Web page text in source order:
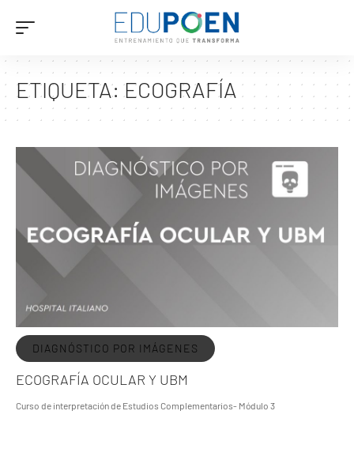
ETIQUETA:ECOGRAFÍA
DIAGNÓSTICO POR IMÁGENES
ECOGRAFÍA OCULAR Y UBM
Curso de interpretación de Estudios Complementarios- Módulo 3